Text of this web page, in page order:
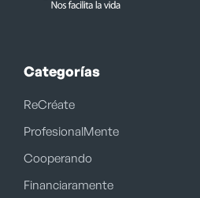
Categorías
ReCréate
ProfesionalMente
Cooperando
Financiaramente